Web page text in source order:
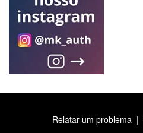
Relatar um problema |